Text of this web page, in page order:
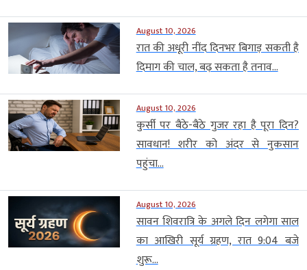
August 10, 2026
रात की अधूरी नींद दिनभर बिगाड़ सकती है
दिमाग की चाल, बढ़ सकता है तनाव...
August 10, 2026
कुर्सी पर बैठे-बैठे गुजर रहा है पूरा दिन?
सावधान! शरीर को अंदर से नुकसान
पहुंचा...
August 10, 2026
सावन शिवरात्रि के अगले दिन लगेगा साल
का आखिरी सूर्य ग्रहण, रात 9:04 बजे
शुरू...